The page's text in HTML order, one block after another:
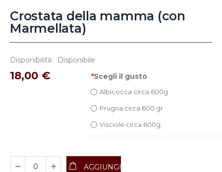
Crostata della mamma (con
Marmellata)
Disponibilità: Disponibile
18,00 € *Scegli il gusto
Albicocca circa 600g
Prugna circa 600 gr
Visciole circa 600g
AGGIUNGI